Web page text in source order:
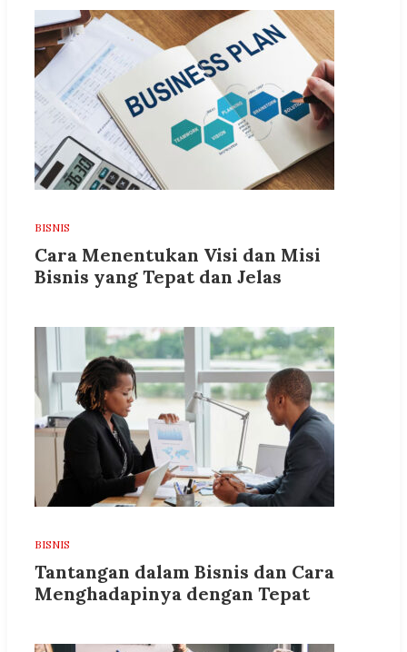
BISNIS
Cara Menentukan Visi dan Misi
Bisnis yang Tepat dan Jelas
BISNIS
Tantangan dalam Bisnis dan Cara
Menghadapinya dengan Tepat